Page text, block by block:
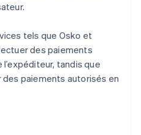
tels que Osko et
des paiements
tandis que
paiements autorisés en